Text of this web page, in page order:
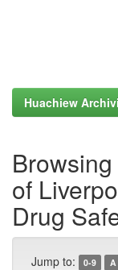
Huachiew
of
Drug
Jump to: 0-9 A